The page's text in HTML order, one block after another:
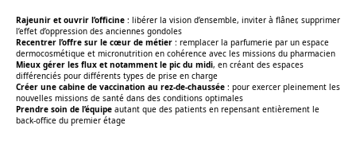
Rajeunir et ouvrir l’officine : libérer la vision d’ensemble, inviter à flâner, supprimer
l’effet d’oppression des anciennes gondoles
Recentrer l’offre sur le cœur de métier : remplacer la parfumerie par un espace
dermocosmétique et micronutrition en cohérence avec les missions du pharmacien
Mieux gérer les flux et notamment le pic du midi, en créant des espaces
différenciés pour différents types de prise en charge
Créer une cabine de vaccination au rez-de-chaussée : pour exercer pleinement les
nouvelles missions de santé dans des conditions optimales
Prendre soin de l’équipe autant que des patients en repensant entièrement le
back-office du premier étage